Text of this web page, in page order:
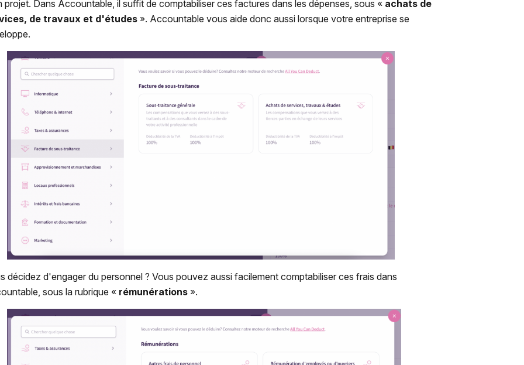
projet. Dans Accountable, il suffit de comptabiliser ces factures dans les dépenses, sous « achats de
de travaux et d'études ». Accountable vous aide donc aussi lorsque votre entreprise se
décidez d'engager du personnel ? Vous pouvez aussi facilement comptabiliser ces frais dans
sous la rubrique « rémunérations ».